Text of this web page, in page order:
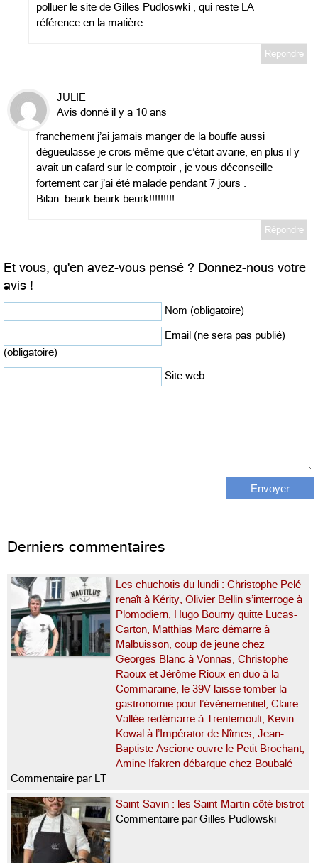
polluer le site de Gilles Pudloswki , qui reste LA
référence en la matière
Répondre
JULIE
Avis donné il y a 10 ans
franchement j’ai jamais manger de la bouffe aussi
dégueulasse je crois même que c’était avarie, en plus il y
avait un cafard sur le comptoir , je vous déconseille
fortement car j’ai été malade pendant 7 jours .
Bilan: beurk beurk beurk!!!!!!!!!
Répondre
Et vous, qu'en avez-vous pensé ? Donnez-nous votre
avis !
Nom (obligatoire)
Email (ne sera pas publié)
(obligatoire)
Site web
Derniers commentaires
Les chuchotis du lundi : Christophe Pelé
renaît à Kérity, Olivier Bellin s’interroge à
Plomodiern, Hugo Bourny quitte Lucas-
Carton, Matthias Marc démarre à
Malbuisson, coup de jeune chez
Georges Blanc à Vonnas, Christophe
Raoux et Jérôme Rioux en duo à la
Commaraine, le 39V laisse tomber la
gastronomie pour l’événementiel, Claire
Vallée redémarre à Trentemoult, Kevin
Kowal à l’Impérator de Nîmes, Jean-
Baptiste Ascione ouvre le Petit Brochant,
Amine Ifakren débarque chez Boubalé
Commentaire par LT
Saint-Savin : les Saint-Martin côté bistrot
Commentaire par Gilles Pudlowski